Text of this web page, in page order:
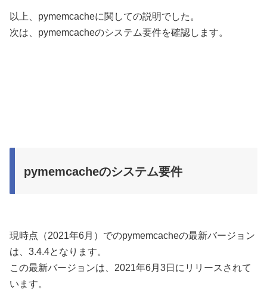
以上、pymemcacheに関しての説明でした。
次は、pymemcacheのシステム要件を確認します。
pymemcacheのシステム要件
現時点（2021年6月）でのpymemcacheの最新バージョン
は、3.4.4となります。
この最新バージョンは、2021年6月3日にリリースされて
います。